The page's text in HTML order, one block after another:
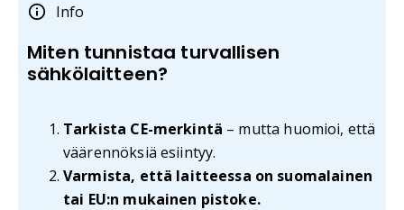
Info
Miten tunnistaa turvallisen
sähkölaitteen?
Tarkista CE-merkintä – mutta huomioi, että
väärennöksiä esiintyy.
Varmista, että laitteessa on suomalainen
tai EU:n mukainen pistoke.